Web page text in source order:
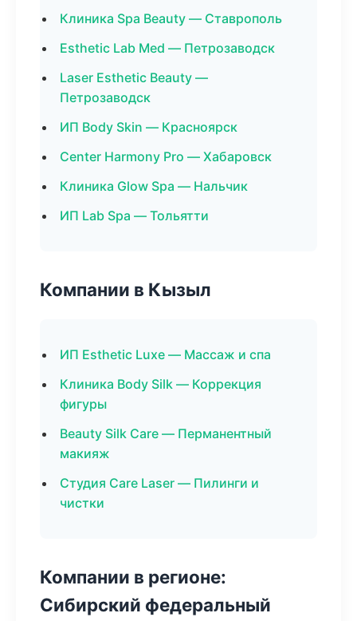
Клиника Spa Beauty — Ставрополь
Esthetic Lab Med — Петрозаводск
Laser Esthetic Beauty —
Петрозаводск
ИП Body Skin — Красноярск
Center Harmony Pro — Хабаровск
Клиника Glow Spa — Нальчик
ИП Lab Spa — Тольятти
Компании в Кызыл
ИП Esthetic Luxe — Массаж и спа
Клиника Body Silk — Коррекция
фигуры
Beauty Silk Care — Перманентный
макияж
Студия Care Laser — Пилинги и
чистки
Компании в регионе:
Сибирский федеральный